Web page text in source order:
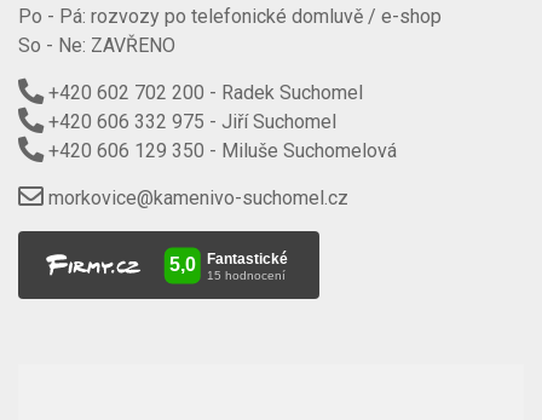
Po - Pá: rozvozy po telefonické domluvě / e-shop
So - Ne: ZAVŘENO
+420 602 702 200 - Radek Suchomel
+420 606 332 975 - Jiří Suchomel
+420 606 129 350 - Miluše Suchomelová
morkovice@kamenivo-suchomel.cz